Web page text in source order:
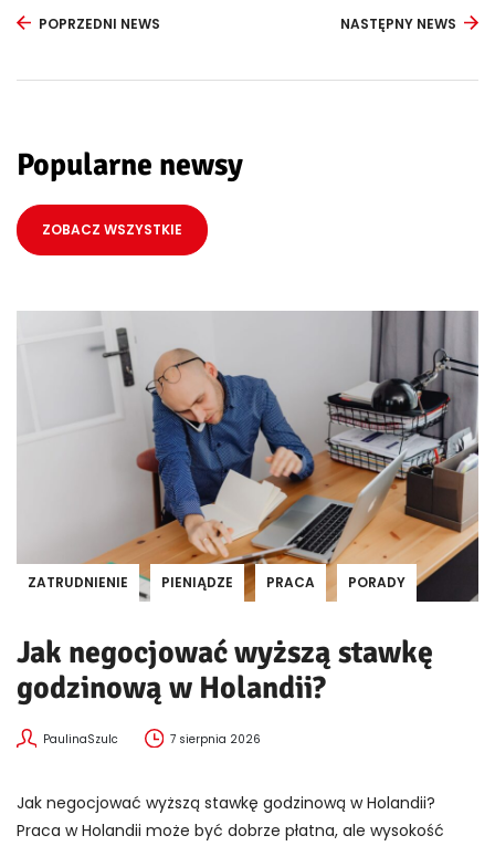
POPRZEDNI NEWS NASTĘPNY NEWS
Popularne newsy
ZOBACZ WSZYSTKIE
ZATRUDNIENIE PIENIĄDZE PRACA PORADY
Jak negocjować wyższą stawkę
godzinową w Holandii?
PaulinaSzulc 7 sierpnia 2026
Jak negocjować wyższą stawkę godzinową w Holandii?
Praca w Holandii może być dobrze płatna, ale wysokość